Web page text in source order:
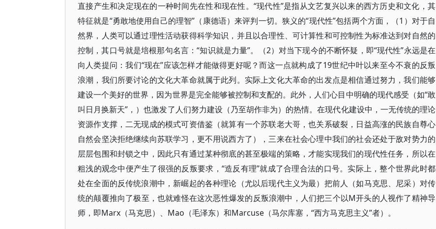
直接产生和决定现在的一种时间先在性和现在性。“现代性”是指从文艺复兴以来的西方历史和文化，其
特征就是“勇敢地使用自己的理智”（康德语）来评判一切。狭义的“现代性”包括两个方面，（1）对于自
然界，人类可以通过理性活动获得科学知识，并且以合理性、可计算性和可控制性为标准达到对自然的
控制，其口号就是培根那句名言：“知识就是力量”。（2）对当下现今的不断怀疑，即“现代性”永远是在
向人类提问：我们“现在”应该怎样才能做得更好呢？而这一点就构成了19世纪中叶以来至今不衰的反叛
浪潮，我们所要讨论的文化大革命就属于此列。实际上文化大革命的出发点是相信通过努力，我们能够
建设一个美好的世界，因为世界是完全能够被控制和支配的。此外，人们心目中明确的现代感受（如“敢
叫日月换新天”，）也激发了人们努力建设（乃至胡作非为）的热情。在现代化建设中，一无传统的理论
资源作支撑，二无现成的模式可资借鉴（就算有一个苏联老大哥，也关系破裂，日益高涨的民族自尊心
自然会坚决拒绝继续向苏联学习，更不用说西方了），三来在社会心理中我们的社会还处于敌对势力的
层层包围和封锁之中，因此只有通过某种彻底的甚至极端的策略，才能实现我们的现代性任务，所以在
粗浅的观念中便产生了很强的反叛要求，“造反有理”就成了合理合法的口号。实际上，整个世界此时都
处在全面的反传统浪潮中，新崛起的各种理论（尤以后现代主义为最）把前人（如马克思、尼采）对传
统的颠覆推向了极至，也就难怪在这次恶性爆发的反叛浪潮中，人们把三个以M开头的人视作了精神导
师，即Marx（马克思）、Mao（毛泽东）和Marcuse（马尔库塞，“西方马克思主义”者）。